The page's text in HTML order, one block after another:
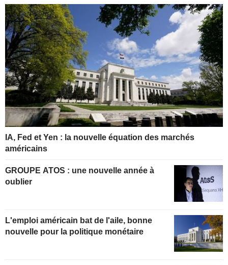
IA, Fed et Yen : la nouvelle équation des marchés
américains
GROUPE ATOS : une nouvelle année à
oublier
L'emploi américain bat de l'aile, bonne
nouvelle pour la politique monétaire